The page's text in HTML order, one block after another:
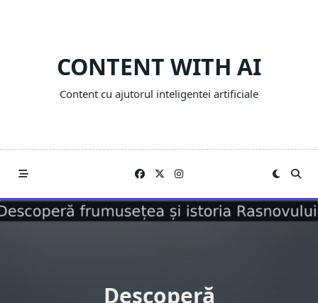
CONTENT WITH AI
Content cu ajutorul inteligentei artificiale
Descoperă